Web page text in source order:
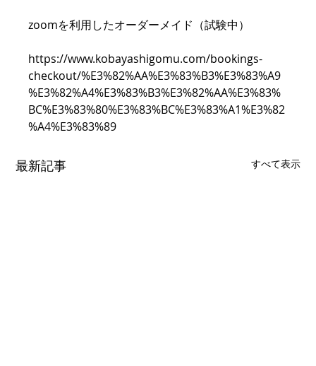
zoomを利用したオーダーメイド（試験中）
https://www.kobayashigomu.com/bookings-
checkout/%E3%82%AA%E3%83%B3%E3%83%A9
%E3%82%A4%E3%83%B3%E3%82%AA%E3%83%
BC%E3%83%80%E3%83%BC%E3%83%A1%E3%82
%A4%E3%83%89
最新記事 すべて表示